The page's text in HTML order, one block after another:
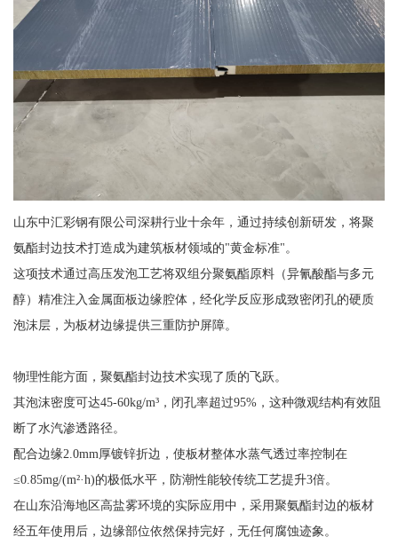
山东中汇彩钢有限公司深耕行业十余年，通过持续创新研发，将聚
氨酯封边技术打造成为建筑板材领域的"黄金标准"。
这项技术通过高压发泡工艺将双组分聚氨酯原料（异氰酸酯与多元
醇）精准注入金属面板边缘腔体，经化学反应形成致密闭孔的硬质
泡沫层，为板材边缘提供三重防护屏障。
物理性能方面，聚氨酯封边技术实现了质的飞跃。
其泡沫密度可达45-60kg/m³，闭孔率超过95%，这种微观结构有效阻
断了水汽渗透路径。
配合边缘2.0mm厚镀锌折边，使板材整体水蒸气透过率控制在
≤0.85mg/(m²·h)的极低水平，防潮性能较传统工艺提升3倍。
在山东沿海地区高盐雾环境的实际应用中，采用聚氨酯封边的板材
经五年使用后，边缘部位依然保持完好，无任何腐蚀迹象。